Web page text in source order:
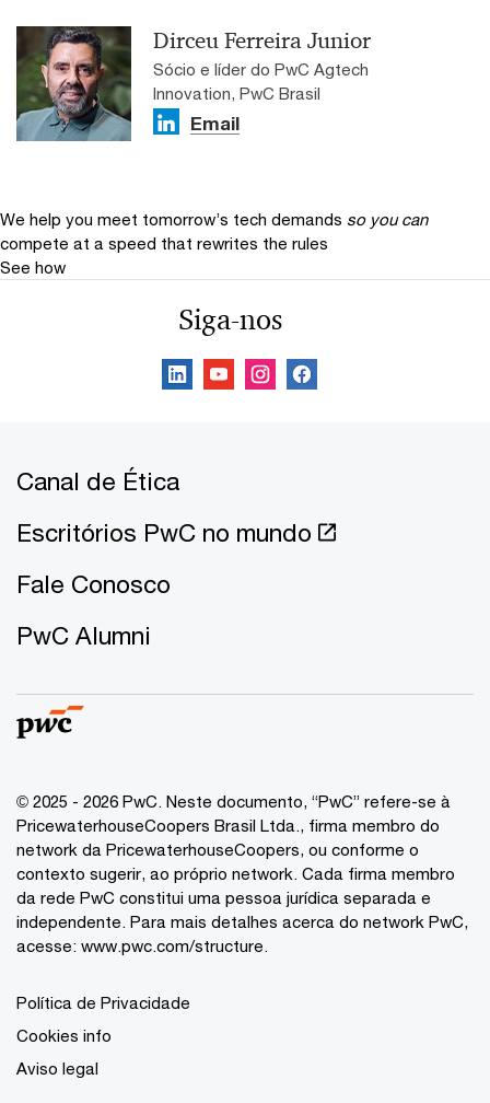
Dirceu Ferreira Junior
Sócio e líder do PwC Agtech
Innovation, PwC Brasil
Email
We help you meet tomorrow’s tech demands so you can
compete at a speed that rewrites the rules
See how
Siga-nos
Canal de Ética
Escritórios PwC no mundo
Fale Conosco
PwC Alumni
© 2025 - 2026 PwC. Neste documento, “PwC” refere-se à
PricewaterhouseCoopers Brasil Ltda., firma membro do
network da PricewaterhouseCoopers, ou conforme o
contexto sugerir, ao próprio network. Cada firma membro
da rede PwC constitui uma pessoa jurídica separada e
independente. Para mais detalhes acerca do network PwC,
acesse: www.pwc.com/structure.
Política de Privacidade
Cookies info
Aviso legal